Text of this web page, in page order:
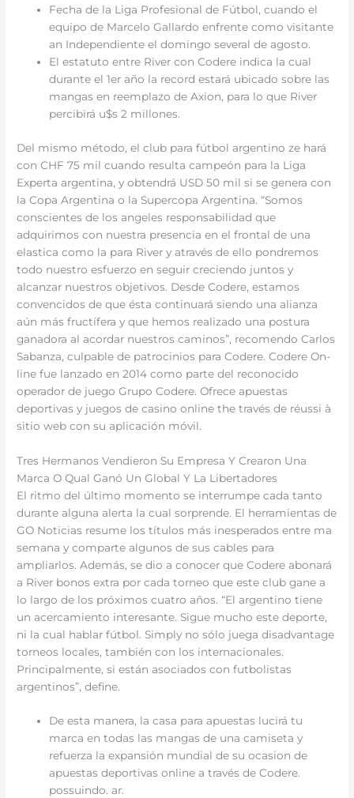
Fecha de la Liga Profesional de Fútbol, cuando el
equipo de Marcelo Gallardo enfrente como visitante
an Independiente el domingo several de agosto.
El estatuto entre River con Codere indica la cual
durante el 1er año la record estará ubicado sobre las
mangas en reemplazo de Axion, para lo que River
percibirá u$s 2 millones.
Del mismo método, el club para fútbol argentino ze hará
con CHF 75 mil cuando resulta campeón para la Liga
Experta argentina, y obtendrá USD 50 mil si se genera con
la Copa Argentina o la Supercopa Argentina. “Somos
conscientes de los angeles responsabilidad que
adquirimos con nuestra presencia en el frontal de una
elastica como la para River y através de ello pondremos
todo nuestro esfuerzo en seguir creciendo juntos y
alcanzar nuestros objetivos. Desde Codere, estamos
convencidos de que ésta continuará siendo una alianza
aún más fructífera y que hemos realizado una postura
ganadora al acordar nuestros caminos”, recomendo Carlos
Sabanza, culpable de patrocinios para Codere. Codere On-
line fue lanzado en 2014 como parte del reconocido
operador de juego Grupo Codere. Ofrece apuestas
deportivas y juegos de casino online the través de réussi à
sitio web con su aplicación móvil.
Tres Hermanos Vendieron Su Empresa Y Crearon Una
Marca O Qual Ganó Un Global Y La Libertadores
El ritmo del último momento se interrumpe cada tanto
durante alguna alerta la cual sorprende. El herramientas de
GO Noticias resume los títulos más inesperados entre ma
semana y comparte algunos de sus cables para
ampliarlos. Además, se dio a conocer que Codere abonará
a River bonos extra por cada torneo que este club gane a
lo largo de los próximos cuatro años. “El argentino tiene
un acercamiento interesante. Sigue mucho este deporte,
ni la cual hablar fútbol. Simply no sólo juega disadvantage
torneos locales, también con los internacionales.
Principalmente, si están asociados con futbolistas
argentinos”, define.
De esta manera, la casa para apuestas lucirá tu
marca en todas las mangas de una camiseta y
refuerza la expansión mundial de su ocasion de
apuestas deportivas online a través de Codere.
possuindo. ar.